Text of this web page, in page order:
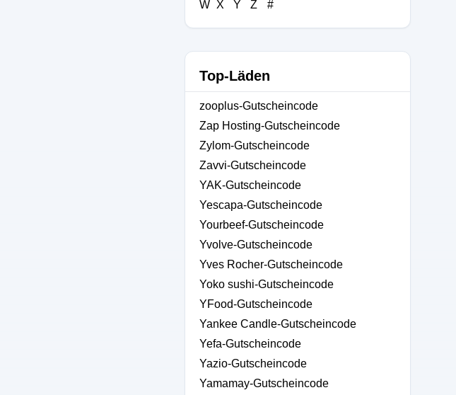
W X Y Z #
Top-Läden
zooplus-Gutscheincode
Zap Hosting-Gutscheincode
Zylom-Gutscheincode
Zavvi-Gutscheincode
YAK-Gutscheincode
Yescapa-Gutscheincode
Yourbeef-Gutscheincode
Yvolve-Gutscheincode
Yves Rocher-Gutscheincode
Yoko sushi-Gutscheincode
YFood-Gutscheincode
Yankee Candle-Gutscheincode
Yefa-Gutscheincode
Yazio-Gutscheincode
Yamamay-Gutscheincode